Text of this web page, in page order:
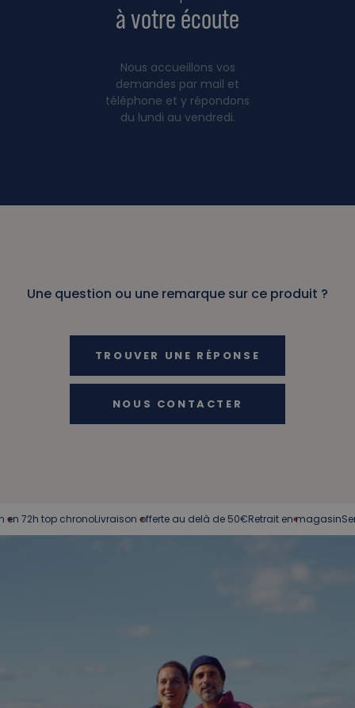
à votre écoute
Nous accueillons vos
demandes par mail et
téléphone et y répondons
du lundi au vendredi.
Une question ou une remarque sur ce produit ?
TROUVER UNE RÉPONSE
NOUS CONTACTER
top chronoLivraison offerte au delà de 50€Retrait en magasinService